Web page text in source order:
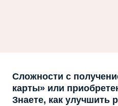
Сложности с
карты» или
Знаете, как улучшить